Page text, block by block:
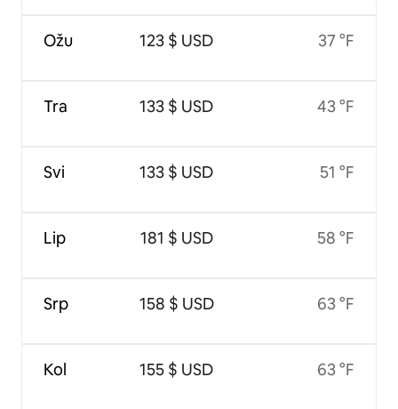
Ožu
Tra
Svi
Lip
Srp
Kol
123 $ USD
133 $ USD
133 $ USD
181 $ USD
158 $ USD
155 $ USD
37 °F
43 °F
51 °F
58 °F
63 °F
63 °F